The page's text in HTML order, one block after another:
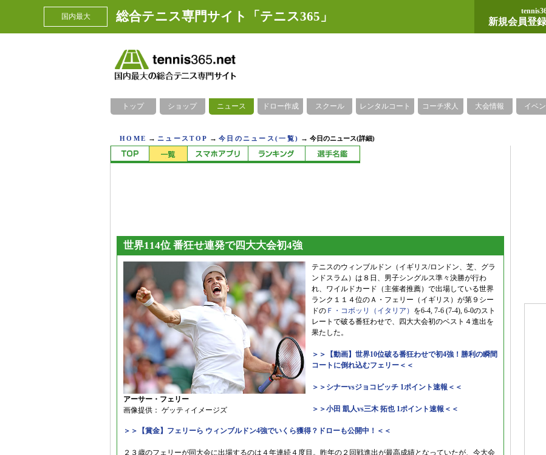
国内最大 総合テニス専門サイト「テニス365」 新規会員登
トップ ショップ ニュース ドロー作成 スクール レンタルコート コーチ求人 大会情報 イベ
HOME → ニュースTOP →今日のニュース(一覧) →今日のニュース(詳細)
世界114位 番狂せ連発で四大大会初4強
アーサー・フェリー
画像提供： ゲッティイメージズ
テニスのウィンブルドン（イギリス/ロンドン、芝、グラ
ンドスラム）は８日、男子シングルス準々決勝が行わ
れ、ワイルドカード（主催者推薦）で出場している世界
ランク１１４位のＡ・フェリー（イギリス）が第９シー
ドの Ｆ・コボッリ（イタリア） を6-4, 7-6 (7-4), 6-0のスト
レートで破る番狂わせで、四大大会初のベスト４進出を
果たした。
＞＞【動画】世界10位破る番狂わせで初4強！勝利の瞬間
コートに倒れ込むフェリー＜＜
＞＞シナーvsジョコビッチ 1ポイント速報＜＜
＞＞小田 凱人vs三木 拓也 1ポイント速報＜＜
＞＞【賞金】フェリーら ウィンブルドン4強でいくら獲得？ドローも公開中！＜＜
２３歳のフェリーが同大会に出場するのは４年連続４度目。昨年の２回戦進出が最高成績となっていたが、今大会